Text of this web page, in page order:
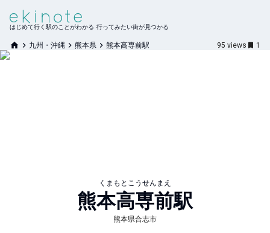
はじめて行く駅のことがわかる 行ってみたい街が見つかる
九州・沖縄 熊本県 熊本高専前駅 95 views 1
くまもとこうせんまえ
熊本高専前駅
熊本県合志市